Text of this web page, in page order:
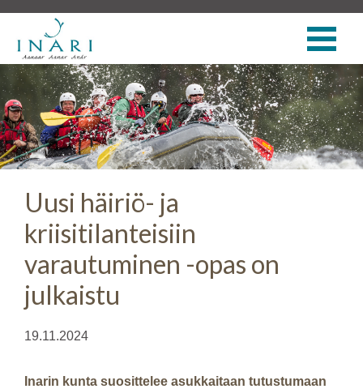
Uusi häiriö- ja
kriisitilanteisiin
varautuminen -opas on
julkaistu
19.11.2024
Inarin kunta suosittelee asukkaitaan tutustumaan